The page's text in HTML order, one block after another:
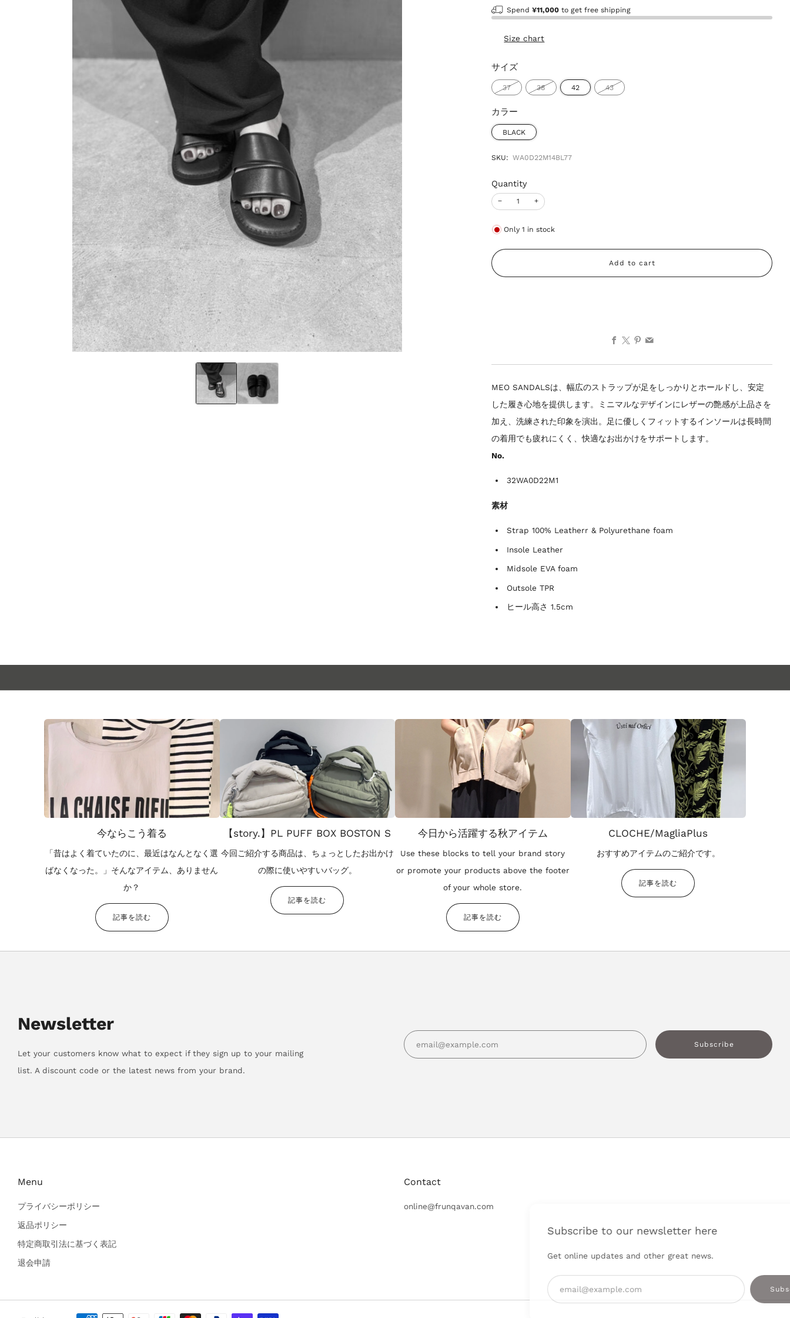
Subscribe to our newsletter here
Get online updates and other great news.
Spend¥11,000 to get free shipping
Size chart
サイズ
37 38 42 43
カラー
BLACK
SKU: WA0D22M14BL77
Quantity
− +
Only1 in stock
Add to cart
Facebook
X
MEO SANDALSは、幅広のストラップが足をしっかりとホールドし、安定
した履き心地を提供します。ミニマルなデザインにレザーの艶感が上品さを
加え、洗練された印象を演出。足に優しくフィットするインソールは長時間
の着用でも疲れにくく、快適なお出かけをサポートします。
No.
32WA0D22M1
素材
Strap 100% Leatherr & Polyurethane foam
Insole Leather
Midsole EVA foam
Outsole TPR
ヒール高さ 1.5cm
今ならこう着る
「昔はよく着ていたのに、最近はなんとなく選
ばなくなった。」そんなアイテム、ありません
か？
記事を読む
【story.】PL PUFF BOX BOSTON S
今回ご紹介する商品は、ちょっとしたお出かけ
の際に使いやすいバッグ。
記事を読む
今日から活躍する秋アイテム
Use these blocks to tell your brand story
or promote your products above the footer
of your whole store.
記事を読む
CLOCHE/MagliaPlus
おすすめアイテムのご紹介です。
記事を読む
Newsletter
Let your customers know what to expect if they sign up to your mailing
list. A discount code or the latest news from your brand.
Email
Subscribe
Menu
プライバシーポリシー
返品ポリシー
特定商取引法に基づく表記
退会申請
Contact
online@frunqavan.com